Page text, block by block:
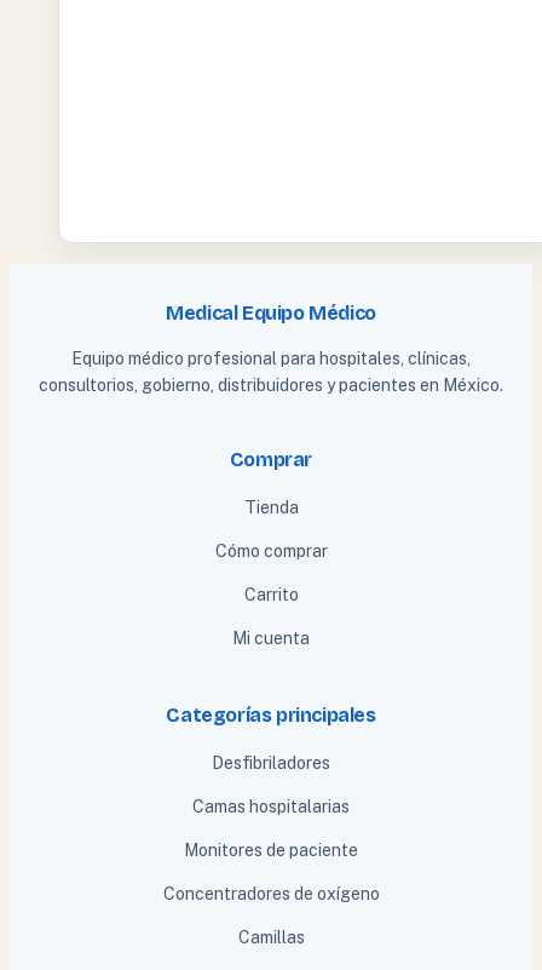
Medical Equipo Médico
Equipo médico profesional para hospitales, clínicas,
consultorios, gobierno, distribuidores y pacientes en México.
Comprar
Tienda
Cómo comprar
Carrito
Mi cuenta
Categorías principales
Desfibriladores
Camas hospitalarias
Monitores de paciente
Concentradores de oxígeno
Camillas